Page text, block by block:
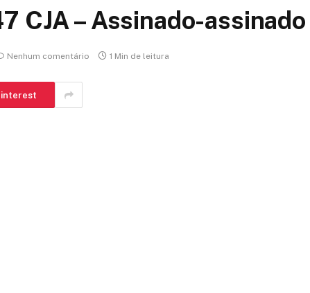
CJA – Assinado-assinado
Nenhum comentário 1 Min de leitura